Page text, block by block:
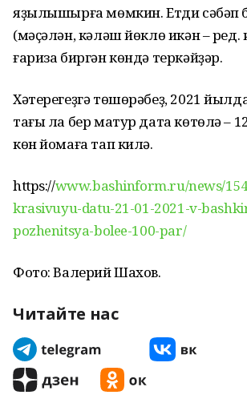
яҙылышырға мөмкин. Етди сәбәп
(мәҫәлән, кәләш йөклө икән – ред.
ғариза биргән көндә теркәйҙәр.
Хәтерегеҙгә төшөрәбеҙ, 2021
тағы ла бер матур дата көтөлә –
көн йомаға тап килә.
https://www.bashinform.ru/news/
krasivuyu-datu-21-01-2021-v-
pozhenitsya-bolee-100-par/
Фото: Валерий Шахов.
Читайте нас